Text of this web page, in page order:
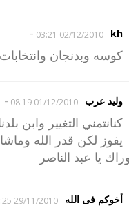
kh
02/12/2010 03:21
-
كوسه وبدنجان
وليد عرب 01/12/2010 08:19
-
كنانتمني التغيير وابن
يفوز لكن قدر الله
يا عبد الناصر
أخوكم فى الله 29/11/2010 21:25